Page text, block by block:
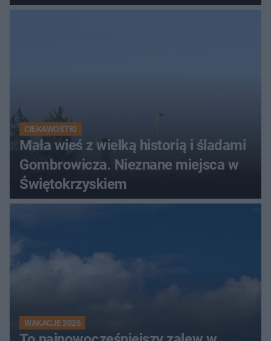
Świętokrzyskich
CIEKAWOSTKI
Mała wieś z wielką historią i śladami
Gombrowicza. Nieznane miejsca w
Świętokrzyskiem
WAKACJE 2026